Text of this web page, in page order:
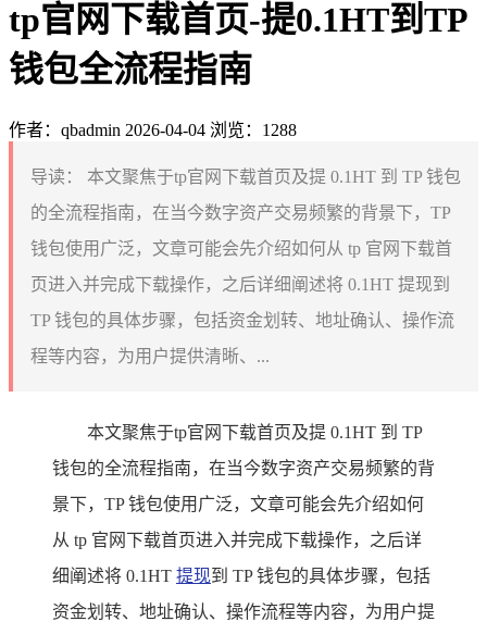
tp官网下载首页-提0.1HT到TP
钱包全流程指南
作者：qbadmin 2026-04-04 浏览：1288
导读：
本文聚焦于tp官网下载首页及提 0.1HT 到 TP 钱包
的全流程指南，在当今数字资产交易频繁的背景下，TP
钱包使用广泛，文章可能会先介绍如何从 tp 官网下载首
页进入并完成下载操作，之后详细阐述将 0.1HT 提现到
TP 钱包的具体步骤，包括资金划转、地址确认、操作流
程等内容，为用户提供清晰、...
本文聚焦于tp官网下载首页及提 0.1HT 到 TP
钱包的全流程指南，在当今数字资产交易频繁的背
景下，TP 钱包使用广泛，文章可能会先介绍如何
从 tp 官网下载首页进入并完成下载操作，之后详
细阐述将 0.1HT 提现到 TP 钱包的具体步骤，包括
资金划转、地址确认、操作流程等内容，为用户提